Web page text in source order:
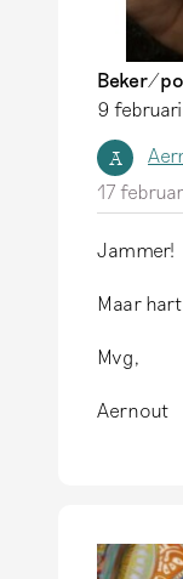
Beker/
9
A
17
Jammer!
Maar
Mvg,
Aernout